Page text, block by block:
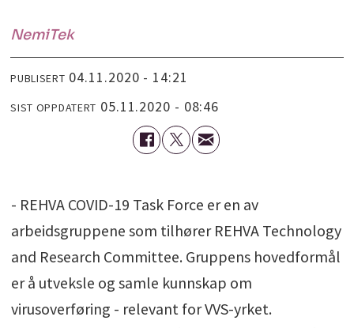
NemiTek
PUBLISERT 04.11.2020 - 14:21
SIST OPPDATERT 05.11.2020 - 08:46
- REHVA COVID-19 Task Force er en av
arbeidsgruppene som tilhører REHVA Technology
and Research Committee. Gruppens hovedformål
er å utveksle og samle kunnskap om
virusoverføring - relevant for VVS-yrket.